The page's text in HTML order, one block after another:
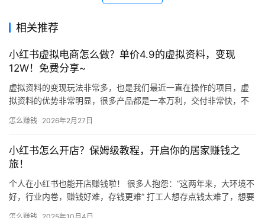
相关推荐
小红书虚拟电商怎么做？单价4.9的虚拟资料，变现
12W！免费分享~
虚拟资料的变现玩法非常多，也是我们最近一直在操作的项目，虚
拟资料的优势非常明显，很多产品都是一本万利，交付非常快，不
收费9…
怎么赚钱 2026年2月27日
小红书怎么开店？保姆级教程，开启你的居家赚钱之
旅！
个人在小红书也能开店赚钱啦！ 很多人抱怨：“这两年来，大环境不
好，行业内卷，赚钱好难，存钱更难” 打工人想存点钱太难了，想要